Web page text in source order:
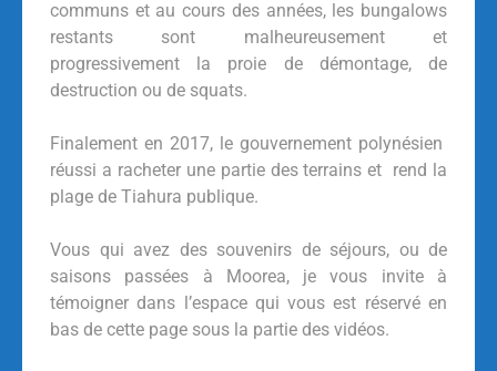
communs et au cours des années, les bungalows
restants sont malheureusement et
progressivement la proie de démontage, de
destruction ou de squats.
Finalement en 2017, le gouvernement polynésien
réussi a racheter une partie des terrains et rend la
plage de Tiahura publique.
Vous qui avez des souvenirs de séjours, ou de
saisons passées à Moorea, je vous invite à
témoigner dans l’espace qui vous est réservé en
bas de cette page sous la partie des vidéos.